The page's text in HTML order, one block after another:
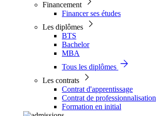
Financement
Financer ses études
Les diplômes
BTS
Bachelor
MBA
Tous les diplômes
Les contrats
Contrat d'apprentissage
Contrat de professionnalisation
Formation en initial